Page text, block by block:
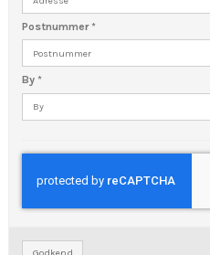
Postnummer*
By*
Godkend